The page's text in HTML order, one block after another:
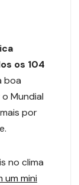
os 104
boa
Mundial
por
no clima
um mini